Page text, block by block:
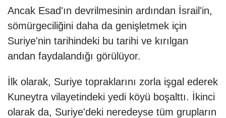
Ancak Esad'ın devrilmesinin ardından İsrail'in,
sömürgeciliğini daha da genişletmek için
Suriye'nin tarihindeki bu tarihi ve kırılgan
andan faydalandığı görülüyor.
İlk olarak, Suriye topraklarını zorla işgal ederek
Kuneytra vilayetindeki yedi köyü boşalttı. İkinci
olarak da, Suriye'deki neredeyse tüm grupların